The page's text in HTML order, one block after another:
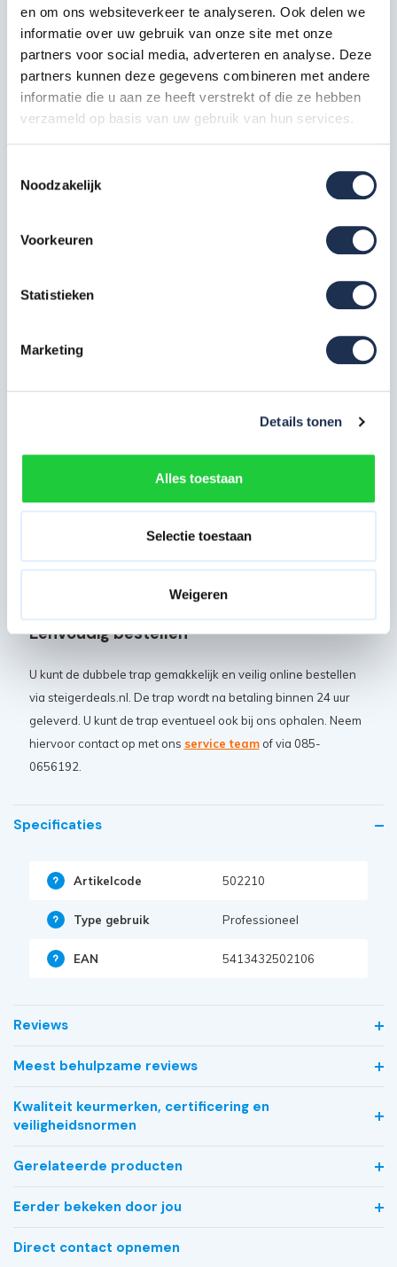
en om ons websiteverkeer te analyseren. Ook delen we
informatie over uw gebruik van onze site met onze
partners voor social media, adverteren en analyse. Deze
partners kunnen deze gegevens combineren met andere
informatie die u aan ze heeft verstrekt of die ze hebben
verzameld op basis van uw gebruik van hun services.
Noodzakelijk
Voorkeuren
Statistieken
Marketing
Details tonen
Alles toestaan
Selectie toestaan
Weigeren
draagkracht
150 kg
Materiaal
Aluminium
met
transparante
polyester
* Aantal treden op de afbeelding kan afwijken van dit artikel.
10 jaar garantie
Voldoet aan de NEN 2482 / EN 131 norm
werken
Eenvoudig op te bergen, deze dubbele trap neemt
handmatig verplaatst
Stabiel met zijn antislip-poten
Extra beveiliging tegen spreiden en toeschuiven via 2e
Eenvoudig bestellen
U kunt de dubbele trap gemakkelijk en veilig online bestellen
via steigerdeals.nl. De trap wordt na betaling binnen 24 uur
geleverd. U kunt de trap eventueel ook bij ons ophalen. Neem
hiervoor contact op met ons service teamof via 085-
0656192.
Specificaties
Artikelcode 502210
Type gebruik Professioneel
EAN 5413432502106
Reviews
Meest behulpzame reviews
Kwaliteit keurmerken, certificering en
veiligheidsnormen
Gerelateerde producten
Eerder bekeken door jou
Direct contact opnemen